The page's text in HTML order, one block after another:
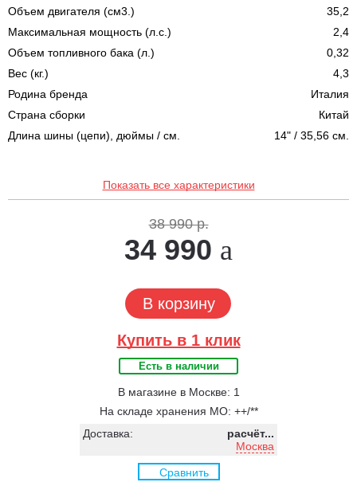
Объем двигателя (см3.)
35,2
Максимальная мощность (л.с.)
2,4
Объем топливного бака (л.)
0,32
Вес (кг.)
4,3
Родина бренда
Италия
Страна сборки
Китай
Длина шины (цепи), дюймы / см.
14" / 35,56 см.
Показать все характеристики
38 990 р.
34 990
В корзину
Купить в 1 клик
Есть в наличии
В магазине в Москве: 1
На складе хранения МО: ++/**
Доставка:
расчёт...
Москва
Сравнить